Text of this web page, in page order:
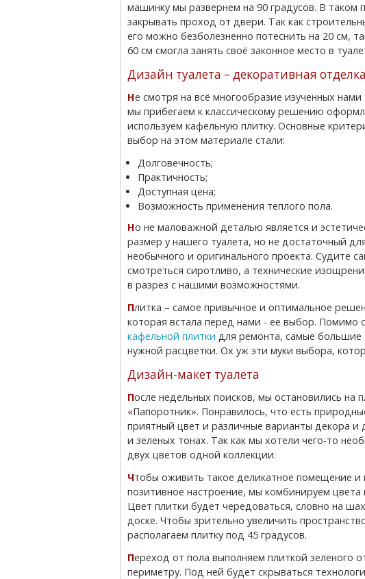
машинку мы развернем на 90 градусов. В
закрывать проход от двери. Так как
его можно безболезненно потеснить на 20 см,
60 см смогла занять своё законное место в
Дизайн туалета – декоративная
Не смотря на всё многообразие изученных нами технологий ремонта ванной и туалета,
мы прибегаем к классическому решению
используем кафельную плитку. Основные
выбор на этом материале стали:
Долговечность;
Практичность;
Доступная цена;
Возможность применения теплого пола.
Но не маловажной деталью является и эстетическая сторона вопроса. Хоть и большой
размер у нашего туалета, но не достаточный
необычного и оригинального проекта. Судите
смотреться сиротливо, а технические
в разрез с нашими возможностями.
Плитка – самое привычное и оптимальное решение для нас. Главная проблема,
которая встала перед нами - ее выбор. Помимо
кафельной плитки для ремонта, самые большие
нужной расцветки. Ох уж эти муки выбора,
Дизайн-макет туалета
После недельных поисков, мы остановились на плитке Керамма Мараци из коллекции
«Папоротник». Понравилось, что есть
приятный цвет и различные варианты декора и
и зеленых тонах. Так как мы хотели чего-то
двух цветов одной коллекции.
Чтобы оживить такое деликатное помещение и придать
позитивное настроение, мы комбинируем цвета
Цвет плитки будет чередоваться, словно на
доске. Чтобы зрительно увеличить
располагаем плитку под 45 градусов.
Переход от пола выполняем плиткой зеленого оттенка по
периметру. Под ней будет скрываться